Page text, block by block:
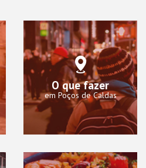
O que fazer
em Poços de Caldas